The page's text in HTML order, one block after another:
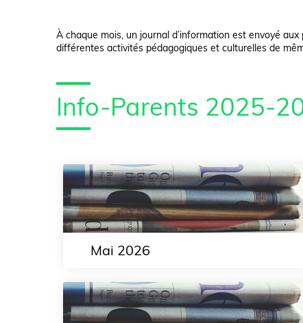
À chaque mois, un journal d’information est envoyé
différentes activités pédagogiques et culturelles de
Info-Parents 2025-
Mai 2026